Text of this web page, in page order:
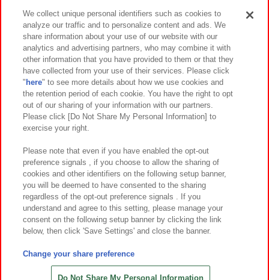
イベント・キャンペーン
関連会社 サステナビリティ サイトポリシー
プライバシーポリシー ウェブアクセシビリティ方針と検証結果
お取引先さまとともに
カスタマーハラスメント対応方針 よくあるご質問・お問い合わせ
©Bandai Namco Amusement Inc.
©Bandai Namco Amusement Lab Inc.
©HANAYASHIKI Co., Ltd. All Rights Reserved.
We collect unique personal identifiers such as cookies to
analyze our traffic and to personalize content and ads. We
share information about your use of our website with our
analytics and advertising partners, who may combine it with
other information that you have provided to them or that they
have collected from your use of their services. Please click
" here" to see more details about how we use cookies and
the retention period of each cookie. You have the right to opt
out of our sharing of your information with our partners.
Please click [Do Not Share My Personal Information] to
exercise your right.
Please note that even if you have enabled the opt-out
preference signals , if you choose to allow the sharing of
cookies and other identifiers on the following setup banner,
you will be deemed to have consented to the sharing
regardless of the opt-out preference signals . If you
understand and agree to this setting, please manage your
consent on the following setup banner by clicking the link
below, then click 'Save Settings' and close the banner.
Change your share preference
Do Not Share My Personal Information